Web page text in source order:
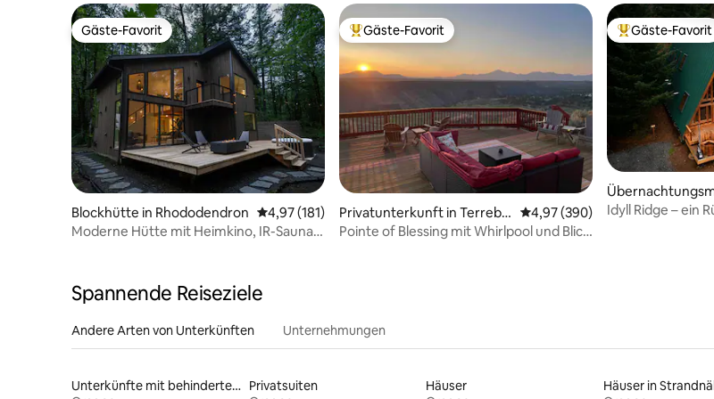
Gäste-Favorit
Gäste-Favorit
Blockhütte in Rhododendron Durchschnittliche Bewertung: 4,97 von 5, 181 Bewertungen
4,97 (181)
Moderne Hütte mit Heimkino, IR-Sauna,
Beliebter Gäste-Favorit.
Gäste-Favorit
Privatunterkunft in Terrebo
nne
Durchschnittliche Bewertung:
4,97 (390)
Pointe of Blessing mit Whirlpool und Blick
Beliebter
Gäste-Favorit
n Elsie
Idyll Ridge – ein
Spannende Reiseziele
Andere Arten von Unterkünften Unternehmungen
Unterkünfte mit behindertengerechtem WC Privatsuiten
Häuser
Häuser in